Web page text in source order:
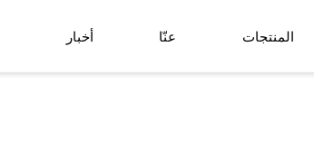
المنتجات عنّا أخبار